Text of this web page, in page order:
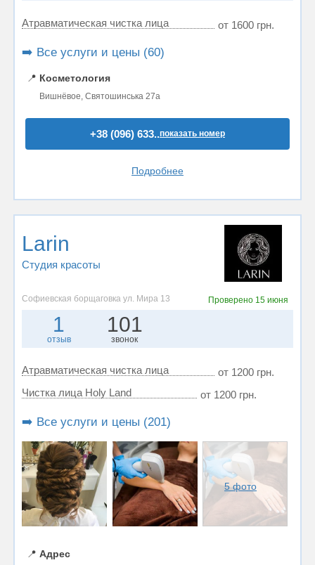
Атравматическая чистка лица от 1600 грн.
➡️ Все услуги и цены (60)
📍 Косметология
Вишнёвое, Святошинська 27а
+38 (096) 633..показать номер
Подробнее
Larin
Студия красоты
Софиевская борщаговка ул. Мира 13 Проверено 15 июня
1
отзыв
101
звонок
Атравматическая чистка лица
от 1200 грн.
Чистка лица Holy Land
от 1200 грн.
➡️ Все услуги и цены (201)
5 фото
📍 Адрес